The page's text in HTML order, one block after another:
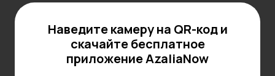
Наведите камеру на QR-код и
скачайте бесплатное
приложение AzaliaNow